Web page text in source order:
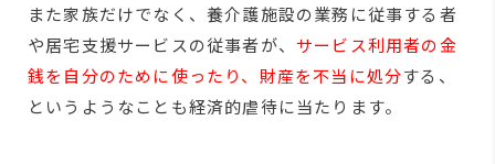
また家族だけでなく、養介護施設の業務に従事する者
や居宅支援サービスの従事者が、 サービス利用者の金
銭を自分のために使ったり、財産を不当に処分する、
というようなことも経済的虐待に当たります。